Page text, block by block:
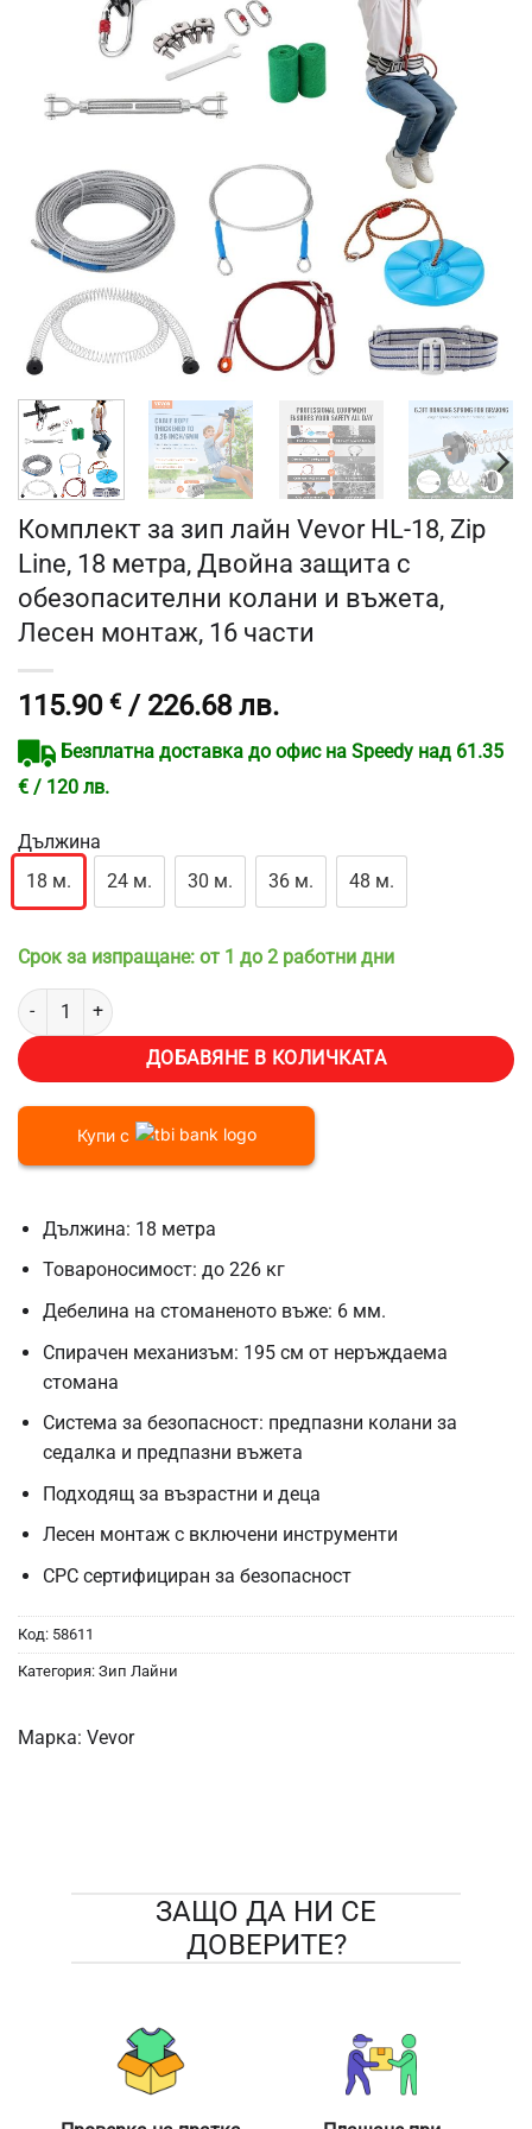
Комплект за зип лайн Vevor HL-18, Zip
Line, 18 метра, Двойна защита с
обезопасителни колани и въжета,
Лесен монтаж, 16 части
115.90 € / 226.68 лв.
Безплатна доставка до офис на Speedy над 61.35
€ / 120 лв.
Дължина
18 м.
24 м. 30 м. 36 м. 48 м.
Срок за изпращане: от 1 до 2 работни дни
количество за Комплект за зип лайн Vevor HL-18, Zip Line, 18
ДОБАВЯНЕ В КОЛИЧКАТА
Купи с
Дължина: 18 метра
Товароносимост: до 226 кг
Дебелина на стоманеното въже: 6 мм.
Спирачен механизъм: 195 см от неръждаема
стомана
Система за безопасност: предпазни колани за
седалка и предпазни въжета
Подходящ за възрастни и деца
Лесен монтаж с включени инструменти
CPC сертифициран за безопасност
Код: 58611
Категория: Зип Лайни
Марка: Vevor
ЗАЩО ДА НИ СЕ
ДОВЕРИТЕ?